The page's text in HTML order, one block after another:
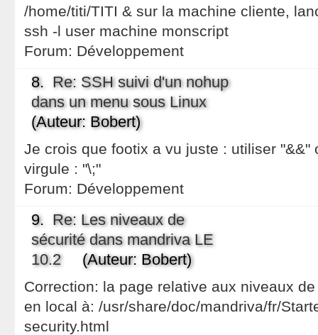
/home/titi/TITI & sur la machine cliente,
ssh -l user machine monscript
Forum: Développement
8. Re: SSH suivi d'un nohup
dans un menu sous Linux
(Auteur: Bobert)
Je crois que footix a vu juste : utiliser "&&"
virgule : "\;"
Forum: Développement
9. Re: Les niveaux de
sécurité dans mandriva LE
10.2(Auteur: Bobert)
Correction: la page relative aux niveaux
en local à: /usr/share/doc/mandriva/fr/
security.html